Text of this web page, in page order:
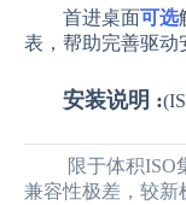
首进桌面可选
表，帮助完善驱动
安装说明 :
限于体积ISO集
兼容性极差，较新